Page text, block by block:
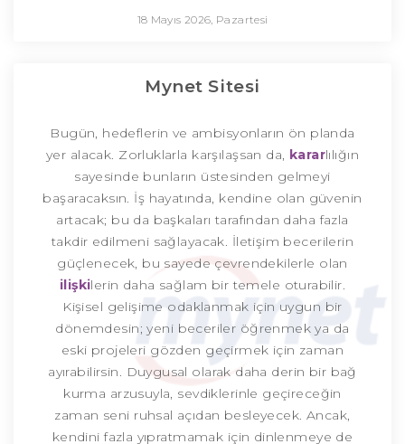
18 Mayıs 2026, Pazartesi
Mynet Sitesi
Bugün, hedeflerin ve ambisyonların ön planda
yer alacak. Zorluklarla karşılaşsan da, kararlılığın
sayesinde bunların üstesinden gelmeyi
başaracaksın. İş hayatında, kendine olan güvenin
artacak; bu da başkaları tarafından daha fazla
takdir edilmeni sağlayacak. İletişim becerilerin
güçlenecek, bu sayede çevrendekilerle olan
ilişkilerin daha sağlam bir temele oturabilir.
Kişisel gelişime odaklanmak için uygun bir
dönemdesin; yeni beceriler öğrenmek ya da
eski projeleri gözden geçirmek için zaman
ayırabilirsin. Duygusal olarak daha derin bir bağ
kurma arzusuyla, sevdiklerinle geçireceğin
zaman seni ruhsal açıdan besleyecek. Ancak,
kendini fazla yıpratmamak için dinlenmeye de